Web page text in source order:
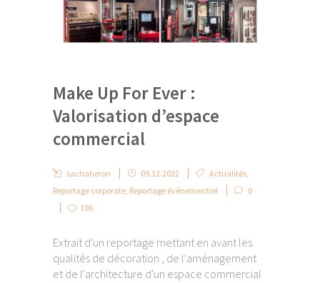
Make Up For Ever :
Valorisation d’espace
commercial
sachaheron 09.12.2022 Actualités,
Reportage corporate, Reportage événementiel
0
106
Extrait d'un reportage mettant en avant les
qualités de décoration , de l'aménagement
et de l'architecture d'un espace commercial